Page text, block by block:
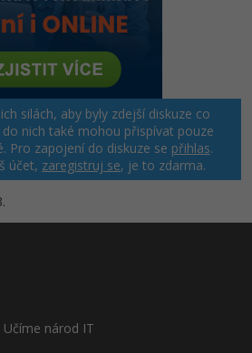
silách, aby byly zdejší diskuze co
nich také mohou přispívat pouze
Pro zapojení do diskuze se přihlas.
účet, zaregistruj se, je to zdarma.
Učíme národ IT